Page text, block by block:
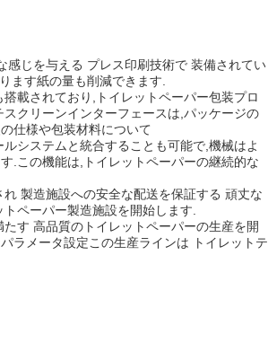
感じを与える プレス印刷技術で 装備されてい
ます紙の量も削減できます.
載されており,トイレットペーパー包装プロ
クリーンインターフェースは,パッケージの
仕様や包装材料について
システムと統合することも可能で,機械はよ
.この機能は,トイレットペーパーの継続的な
製造施設への安全な配送を保証する 頑丈な
ペーパー製造施設を開始します.
す 高品質のトイレットペーパーの生産を開
ラメータ設定この生産ラインは トイレットテ